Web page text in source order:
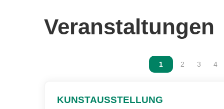
Veranstaltungen
Vous êtes sur la
1 Vous êtes
2 Vous
3 4
KUNSTAUSSTELLUNG